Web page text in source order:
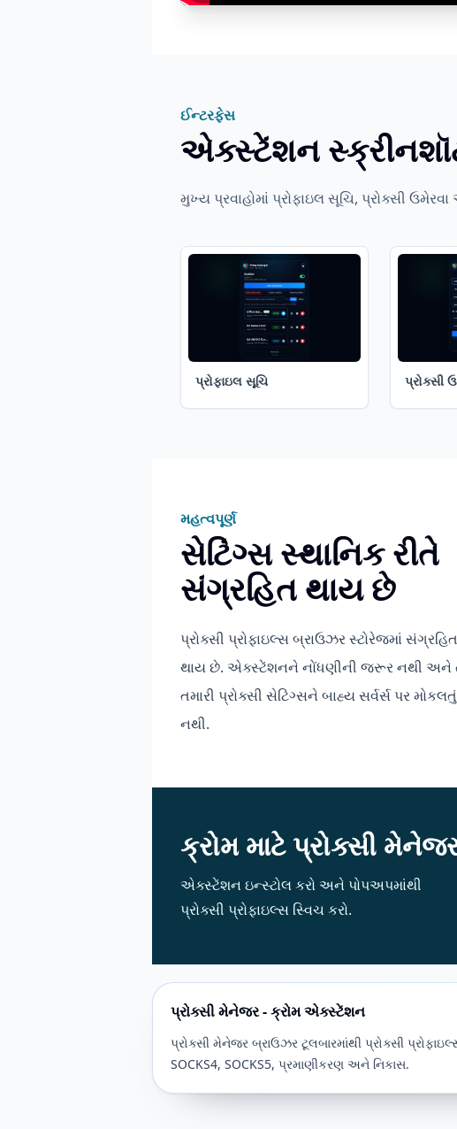
ઈન્ટરફેસ
એક્સ્ટેંશન
મુખ્ય પ્રવાહોમાં પ્રોફાઇલ સૂચિ, પ્રોક્સી
પ્રોફાઇલ સૂચિ પ્રોક્સી
મહત્વપૂર્ણ
સેટિંગ્સ સ્થાનિક રીતે
સંગ્રહિત થાય છે
પ્રોક્સી પ્રોફાઇલ્સ બ્રાઉઝર સ્ટોરેજમાં સંગ્રહિત
થાય છે. એક્સ્ટેંશનને નોંધણીની જરૂર નથી અને
તમારી પ્રોક્સી સેટિંગ્સને બાહ્ય સર્વર્સ પર મોકલતું
નથી.
ક્રોમ માટે પ્રોક્સી
એક્સ્ટેંશન ઇન્સ્ટોલ કરો અને પોપઅપમાંથી
પ્રોક્સી પ્રોફાઇલ્સ સ્વિચ કરો.
પ્રોક્સી મેનેજર - ક્રોમ એક્સ્ટેંશન
પ્રોક્સી મેનેજર બ્રાઉઝર ટૂલબારમાંથી પ્રોક્સી
SOCKS4, SOCKS5, પ્રમાણીકરણ અને નિકાસ.